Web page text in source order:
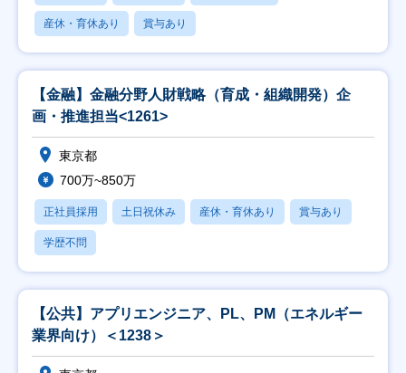
産休・育休あり 賞与あり
【金融】金融分野人財戦略（育成・組織開発）企
画・推進担当<1261>
東京都
700万~850万
正社員採用 土日祝休み 産休・育休あり 賞与あり
学歴不問
【公共】アプリエンジニア、PL、PM（エネルギー
業界向け）＜1238＞